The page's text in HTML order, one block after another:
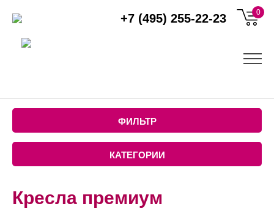
+7 (495) 255-22-23 0
ФИЛЬТР
КАТЕГОРИИ
Кресла премиум